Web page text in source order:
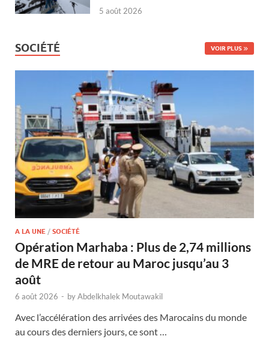
5 août 2026
SOCIÉTÉ VOIR PLUS
A LA UNE / SOCIÉTÉ
Opération Marhaba : Plus de 2,74 millions
de MRE de retour au Maroc jusqu’au 3
août
6 août 2026 - byAbdelkhalek Moutawakil
Avec l’accélération des arrivées des Marocains du monde
au cours des derniers jours, ce sont …